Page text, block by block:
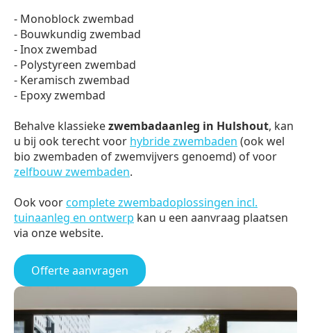
- Monoblock zwembad
- Bouwkundig zwembad
- Inox zwembad
- Polystyreen zwembad
- Keramisch zwembad
- Epoxy zwembad
Behalve klassiekezwembadaanleg in Hulshout, kan
u bij ook terecht voor hybride zwembaden (ook wel
bio zwembaden of zwemvijvers genoemd) of voor
zelfbouw zwembaden.
Ook voorcomplete zwembadoplossingen incl.
tuinaanleg en ontwerp kan u een aanvraag plaatsen
via onze website.
Offerte aanvragen